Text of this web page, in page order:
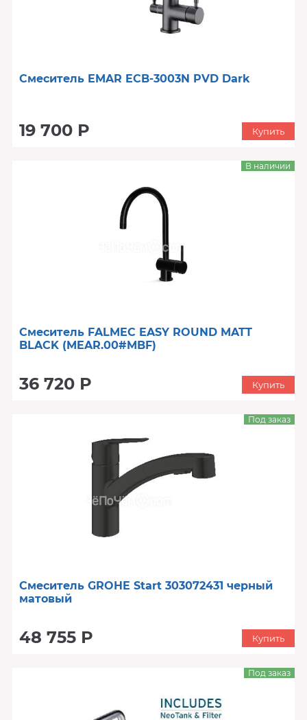
Смеситель EMAR ECB-3003N PVD Dark
19 700 Р Купить
Смеситель FALMEC EASY ROUND MATT
BLACK (MEAR.00#MBF)
36 720 Р
В наличии
Купить
Смеситель GROHE Start 303072431 черный
матовый
48 755 Р
Под заказ
Купить
Под заказ